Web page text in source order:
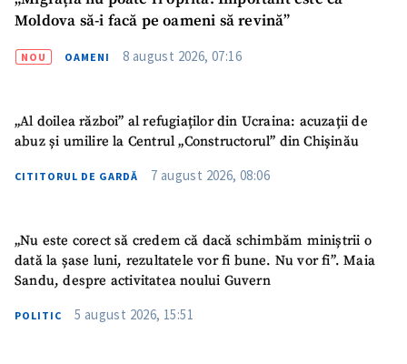
Moldova să-i facă pe oameni să revină”
NOU OAMENI 8 august 2026, 07:16
„Al doilea război” al refugiaților din Ucraina: acuzații de
abuz și umilire la Centrul „Constructorul” din Chișinău
CITITORUL DE GARDĂ 7 august 2026, 08:06
„Nu este corect să credem că dacă schimbăm miniștrii o
dată la șase luni, rezultatele vor fi bune. Nu vor fi”. Maia
Sandu, despre activitatea noului Guvern
POLITIC 5 august 2026, 15:51